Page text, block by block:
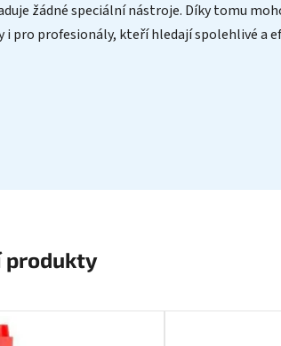
žádné speciální nástroje. Díky tomu
pro profesionály, kteří hledají spolehlivé a
produkty